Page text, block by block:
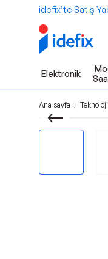
idefix’te Satış
Elektronik
Ana sayfa Teknoloji